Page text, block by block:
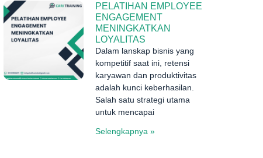
PELATIHAN EMPLOYEE
ENGAGEMENT
MENINGKATKAN
LOYALITAS
Dalam lanskap bisnis yang
kompetitif saat ini, retensi
karyawan dan produktivitas
adalah kunci keberhasilan.
Salah satu strategi utama
untuk mencapai
Selengkapnya »